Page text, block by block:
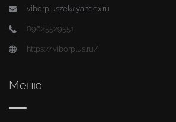
viborpluszel@yandex.ru
89625529551
https://viborplus.ru/
Меню